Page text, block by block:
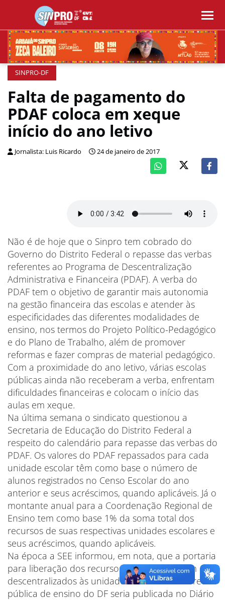
SINPRO-DF
Falta de pagamento do
PDAF coloca em xeque
início do ano letivo
Jornalista: Luis Ricardo 24 de janeiro de 2017
Não é de hoje que o Sinpro tem cobrado do
Governo do Distrito Federal o repasse das verbas
referentes ao Programa de Descentralização
Administrativa e Financeira (PDAF). A verba do
PDAF tem o objetivo de garantir mais autonomia
na gestão financeira das escolas e atender às
especificidades das diferentes modalidades de
ensino, nos termos do Projeto Político-Pedagógico
e do Plano de Trabalho, além de promover
reformas e fazer compras de material pedagógico.
Com a proximidade do ano letivo, várias escolas
públicas ainda não receberam a verba, enfrentam
dificuldades financeiras e colocam o início das
aulas em xeque.
Na última semana o sindicato questionou a
Secretaria de Educação do Distrito Federal a
respeito do calendário para repasse das verbas do
PDAF. Os valores do PDAF repassados para cada
unidade escolar têm como base o número de
alunos registrados no Censo Escolar do ano
anterior e seus acréscimos, quando aplicáveis. Já o
montante anual para a Coordenação Regional de
Ensino tem como base 1% da soma total dos
recursos de suas respectivas unidades escolares e
seus acréscimos, quando aplicáveis.
Na época a SEE informou, em nota, que a portaria
para liberação dos recursos do PDAF a serem
descentralizados às unidades executoras da rede
pública de ensino do DF seria publicada no Diário